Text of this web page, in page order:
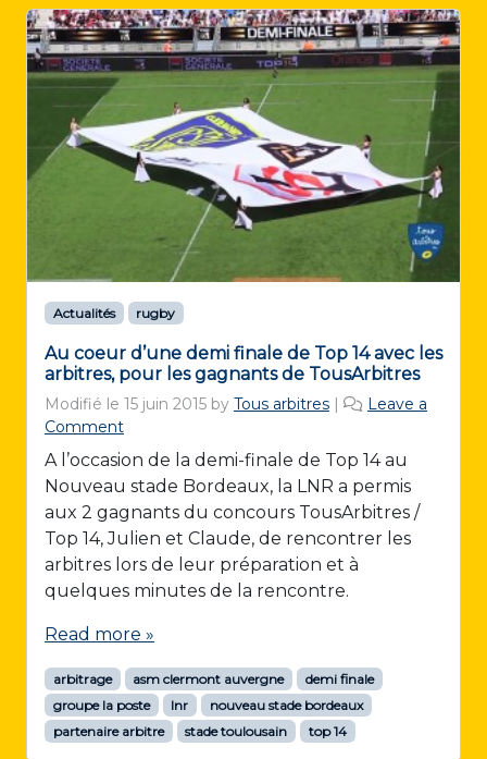
Actualités rugby
Au coeur d’une demi finale de Top 14 avec les
arbitres, pour les gagnants de TousArbitres
Modifié le 15 juin 2015 by Tous arbitres |
Leave a
Comment
A l’occasion de la demi-finale de Top 14 au
Nouveau stade Bordeaux, la LNR a permis
aux 2 gagnants du concours TousArbitres /
Top 14, Julien et Claude, de rencontrer les
arbitres lors de leur préparation et à
quelques minutes de la rencontre.
Read more »
arbitrage asm clermont auvergne
demi finale
groupe la poste
lnr
nouveau stade bordeaux
partenaire arbitre
stade toulousain top 14